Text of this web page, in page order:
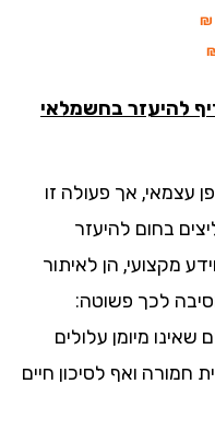
בחשמלאי
אך פעולה זו
להיעזר
הן לאיתור
לכך פשוטה:
מיומן עלולים
ואף לסיכון חיים